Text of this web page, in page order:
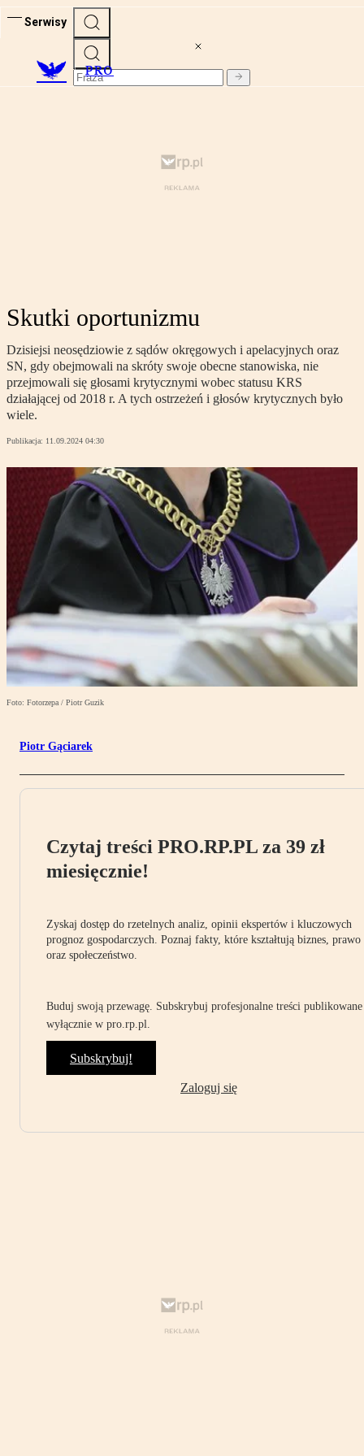
Serwisy
PRO
Skutki oportunizmu
Dzisiejsi neosędziowie z sądów okręgowych i apelacyjnych oraz
SN, gdy obejmowali na skróty swoje obecne stanowiska, nie
przejmowali się głosami krytycznymi wobec statusu KRS
działającej od 2018 r. A tych ostrzeżeń i głosów krytycznych było
wiele.
Publikacja: 11.09.2024 04:30
Foto: Fotorzepa / Piotr Guzik
Piotr Gąciarek
Czytaj treści PRO.RP.PL za 39 zł
miesięcznie!
Zyskaj dostęp do rzetelnych analiz, opinii ekspertów i kluczowych
prognoz gospodarczych. Poznaj fakty, które kształtują biznes, prawo
oraz społeczeństwo.
Buduj swoją przewagę. Subskrybuj profesjonalne treści publikowane
wyłącznie w pro.rp.pl.
Subskrybuj!
Zaloguj się